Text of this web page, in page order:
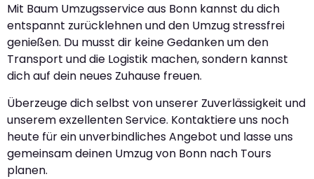
Mit Baum Umzugsservice aus Bonn kannst du dich
entspannt zurücklehnen und den Umzug stressfrei
genießen. Du musst dir keine Gedanken um den
Transport und die Logistik machen, sondern kannst
dich auf dein neues Zuhause freuen.
Überzeuge dich selbst von unserer Zuverlässigkeit und
unserem exzellenten Service. Kontaktiere uns noch
heute für ein unverbindliches Angebot und lasse uns
gemeinsam deinen Umzug von Bonn nach Tours
planen.